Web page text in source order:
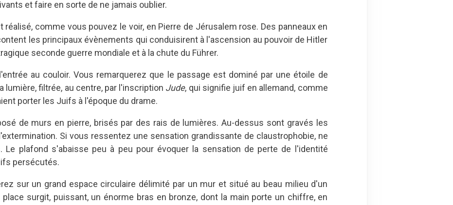
et faire en sorte de ne jamais oublier.
réalisé, comme vous pouvez le voir, en Pierre de Jérusalem rose. Des panneaux en
les principaux évènements qui conduisirent à l'ascension au pouvoir de Hitler
seconde guerre mondiale et à la chute du Führer.
au couloir. Vous remarquerez que le passage est dominé par une étoile de
lumière, filtrée, au centre, par l'inscription Jude, qui signifie juif en allemand, comme
porter les Juifs à l'époque du drame.
de murs en pierre, brisés par des rais de lumières. Au-dessus sont gravés les
Si vous ressentez une sensation grandissante de claustrophobie, ne
Le plafond s'abaisse peu à peu pour évoquer la sensation de perte de l'identité
persécutés.
sur un grand espace circulaire délimité par un mur et situé au beau milieu d'un
place surgit, puissant, un énorme bras en bronze, dont la main porte un chiffre, en